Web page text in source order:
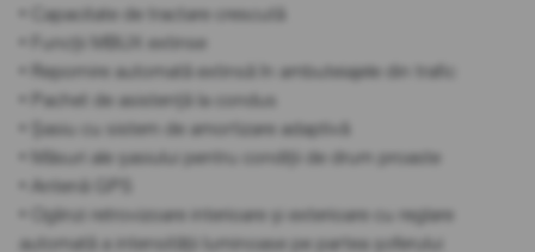
• Capacitate de tractare crescută
• Funcții MBUX extinse
• Repornire automată extinsă în ambuteiajele din trafic
• Pachet de asistență la condus
• Șasiu cu sistem de amortizare adaptivă
• Măsuri ale șasiului pentru condiții de drum proaste
• Antenă GPS
• Oglinzi retrovizoare interioare și exterioare cu reglare
automată a intensității luminoase pe partea șoferului